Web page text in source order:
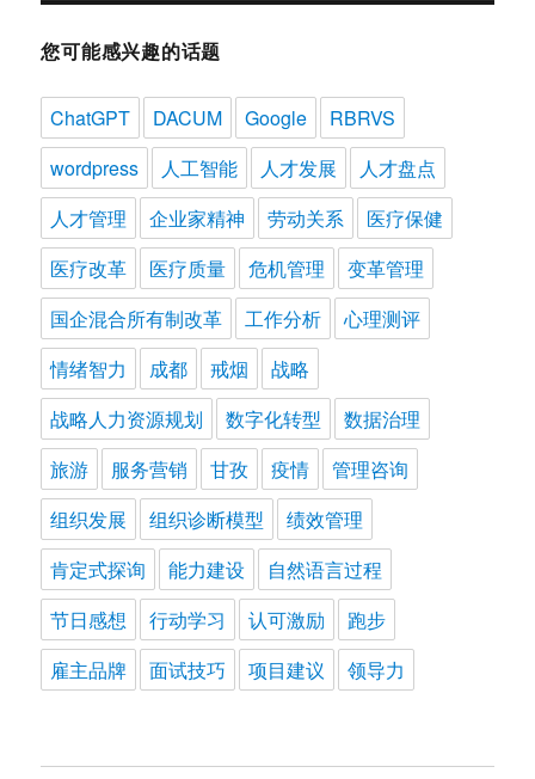
您可能感兴趣的话题
ChatGPT DACUM Google
RBRVS
wordpress
人工智能 人才发展
人才盘点
人才管理
企业家精神 劳动关系
医疗保健
医疗改革
医疗质量 危机管理
变革管理
国企混合所有制改革
工作分析
心理测评
情绪智力
成都 戒烟
战略
战略人力资源规划
数字化转型
数据治理
旅游
服务营销 甘孜 疫情
管理咨询
组织发展
组织诊断模型
绩效管理
肯定式探询
能力建设
自然语言过程
节日感想
行动学习 认可激励
跑步
雇主品牌
面试技巧 项目建议 领导力